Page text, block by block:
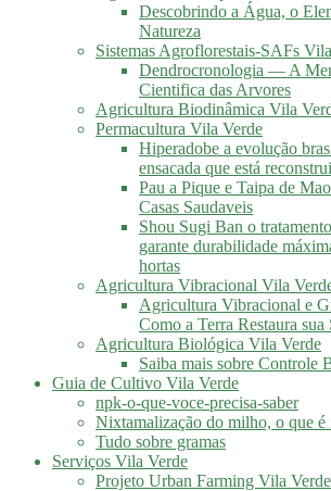
Descobrindo a Água, o
Natureza
Sistemas Agroflorestais-SAFs
Dendrocronologia — A
Cientifica das Arvores
Agricultura Biodinâmica Vila
Permacultura Vila Verde
Hiperadobe a evolução
ensacada que está
Pau a Pique e Taipa de
Casas Saudaveis
Shou Sugi Ban o
garante durabilidade
hortas
Agricultura Vibracional Vila
Agricultura Vibracional e
Como a Terra Restaura sua
Agricultura Biológica Vila Verde
Saiba mais sobre Controle
Guia de Cultivo Vila Verde
npk-o-que-voce-precisa-saber
Nixtamalização do milho, o que
Tudo sobre gramas
Serviços Vila Verde
Projeto Urban Farming Vila Verde